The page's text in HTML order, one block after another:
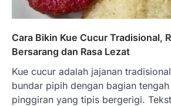
Cara Bikin Kue Cucur Tradisional,
Bersarang dan Rasa Lezat
Kue cucur adalah jajanan
bundar pipih dengan bagian
pinggiran yang tipis bergerigi.